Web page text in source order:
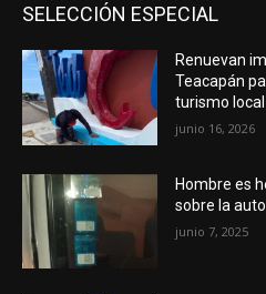
SELECCIÓN ESPECIAL
Renuevan
Teacapán
turismo local
junio 16, 2026
Hombre es
sobre la
junio 7, 2025